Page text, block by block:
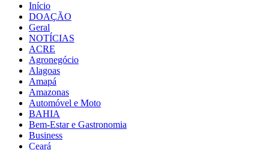
Início
DOAÇÃO
Geral
NOTÍCIAS
ACRE
Agronegócio
Alagoas
Amapá
Amazonas
Automóvel e Moto
BAHIA
Bem-Estar e Gastronomia
Business
Ceará